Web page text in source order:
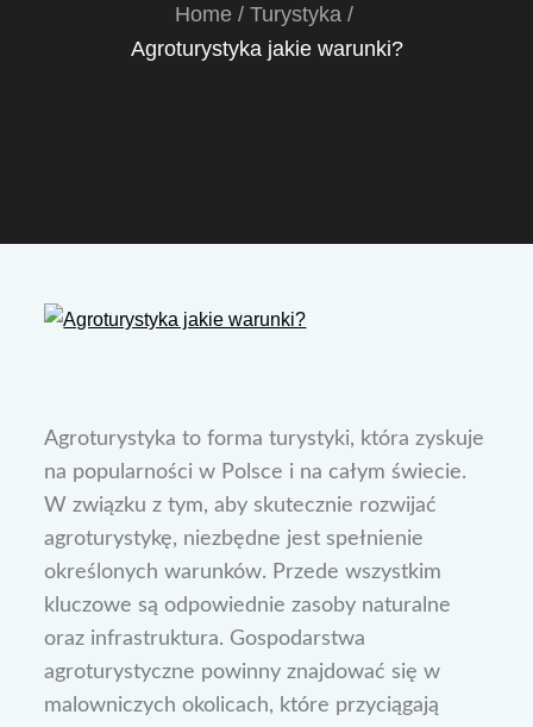
Home
Turystyka
Agroturystyka jakie warunki?
Agroturystyka to forma turystyki, która zyskuje
na popularności w Polsce i na całym świecie.
W związku z tym, aby skutecznie rozwijać
agroturystykę, niezbędne jest spełnienie
określonych warunków. Przede wszystkim
kluczowe są odpowiednie zasoby naturalne
oraz infrastruktura. Gospodarstwa
agroturystyczne powinny znajdować się w
malowniczych okolicach, które przyciągają